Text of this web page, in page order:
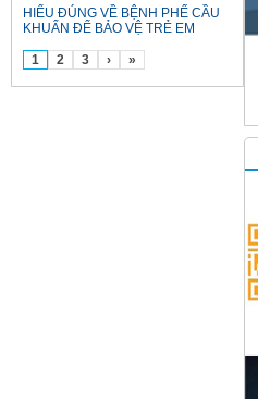
HIỂU ĐÚNG VỀ BỆNH PHẾ CẦU
KHUẨN ĐỂ BẢO VỆ TRẺ EM
1 2 3 › »